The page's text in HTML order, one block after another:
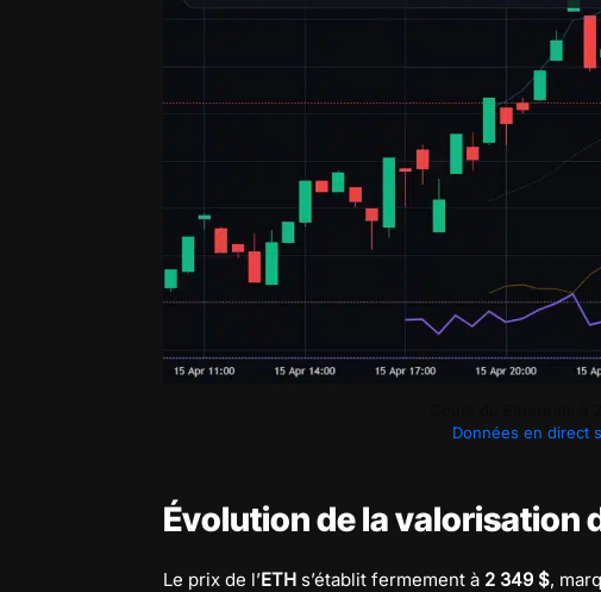
Données en direct
Évolution de la valorisation
Le prix de l’ETH s’établit fermement à 2 349 $,